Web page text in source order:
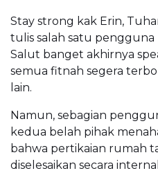
Stay strong kak Erin,
tulis salah satu pengguna
Salut banget akhirnya
semua fitnah segera
lain.
Namun, sebagian
kedua belah pihak
bahwa pertikaian rumah
diselesaikan secara